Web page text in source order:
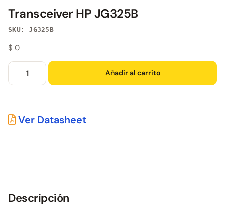
Transceiver HP JG325B
SKU: JG325B
$ 0
Añadir al carrito
Ver Datasheet
Descripción